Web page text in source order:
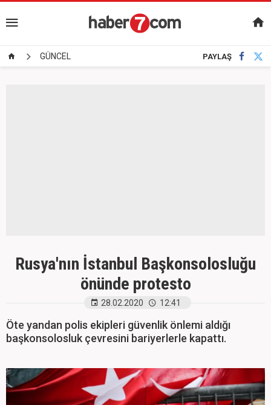
GÜNCEL PAYLAŞ
Rusya'nın İstanbul Başkonsolosluğu
önünde protesto
28.02.2020 12:41
Öte yandan polis ekipleri güvenlik önlemi aldığı
başkonsolosluk çevresini bariyerlerle kapattı.